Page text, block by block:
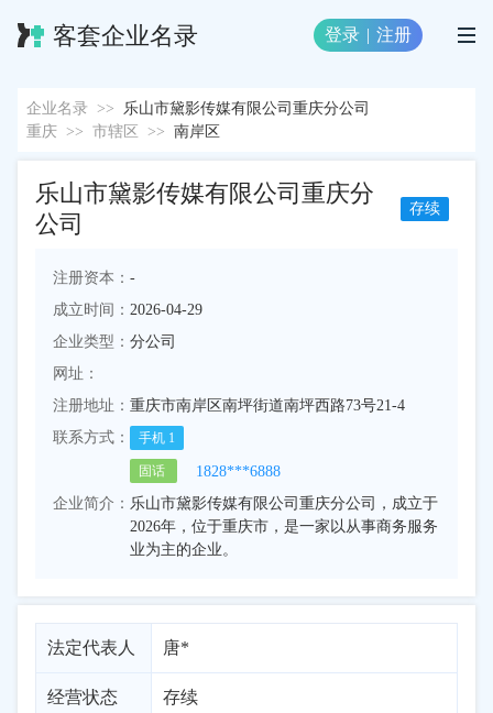
客套企业名录 登录 | 注册
企业名录 >>
乐山市黛影传媒有限公司重庆分公司
重庆 >> 市辖区 >> 南岸区
乐山市黛影传媒有限公司重庆分
公司
存续
注册资本： -
成立时间： 2026-04-29
企业类型： 分公司
网址：
注册地址： 重庆市南岸区南坪街道南坪西路73号21-4
联系方式：
手机 1
固话
1828***6888
企业简介： 乐山市黛影传媒有限公司重庆分公司，成立于
2026年，位于重庆市，是一家以从事商务服务
业为主的企业。
法定代表人 唐*
经营状态 存续